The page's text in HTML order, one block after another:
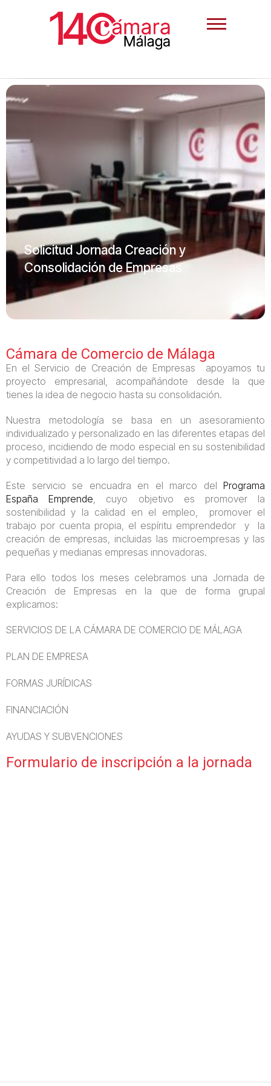
Solicitud Jornada Creación y
Consolidación de Empresas
Cámara de Comercio de Málaga
En el Servicio de Creación de Empresas apoyamos tu
proyecto empresarial, acompañándote desde la que
tienes la idea de negocio hasta su consolidación.
Nuestra metodología se basa en un asesoramiento
individualizado y personalizado en las diferentes etapas del
proceso, incidiendo de modo especial en su sostenibilidad
y competitividad a lo largo del tiempo.
Este servicio se encuadra en el marco del Programa
España Emprende , cuyo objetivo es promover la
sostenibilidad y la calidad en el empleo, promover el
trabajo por cuenta propia, el espíritu emprendedor y la
creación de empresas, incluidas las microempresas y las
pequeñas y medianas empresas innovadoras.
Para ello todos los meses celebramos una Jornada de
Creación de Empresas en la que de forma grupal
explicamos:
SERVICIOS DE LA CÁMARA DE COMERCIO DE MÁLAGA
PLAN DE EMPRESA
FORMAS JURÍDICAS
FINANCIACIÓN
AYUDAS Y SUBVENCIONES
Formulario de inscripción a la jornada